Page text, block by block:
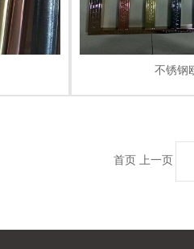
不锈钢
首页 上一页